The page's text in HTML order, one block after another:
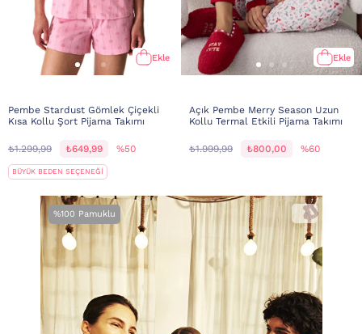
Ekle
Pembe Stardust Gömlek Çiçekli
Kısa Kollu Şort Pijama Takımı
₺1.299,99 ₺649,99 %50
BÜYÜK BEDEN SEÇENEĞİ
Ekle
Açık Pembe Merry Season Uzun
Kollu Termal Etkili Pijama Takımı
₺1.999,99 ₺800,00 %60
%100 Pamuklu